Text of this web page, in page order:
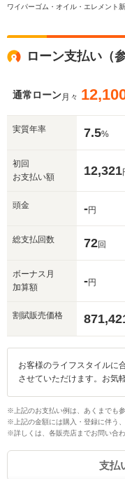
ワイパーゴム・オイル・エレメント
ローン支払い（参
通常ローン月々
実質年率 7.5%
初回
お支払い額
12,321
頭金 -円
総支払回数 72回
ボーナス月
加算額
-円
割賦販売価格
お客様のライフスタイルに
させていただけます。お気
※上記のお支払い例は、あくまでも参
※上記の金額には購入・登録に伴う
※詳しくは、各販売店までお問い合わ
支払